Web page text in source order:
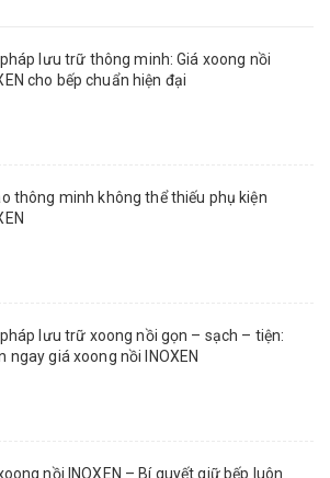
lưu trữ thông minh: Giá xoong nồi
cho bếp chuẩn hiện đại
thông minh không thể thiếu phụ kiện
lưu trữ xoong nồi gọn – sạch – tiện:
ngay giá xoong nồi INOXEN
nồi INOXEN – Bí quyết giữ bếp luôn